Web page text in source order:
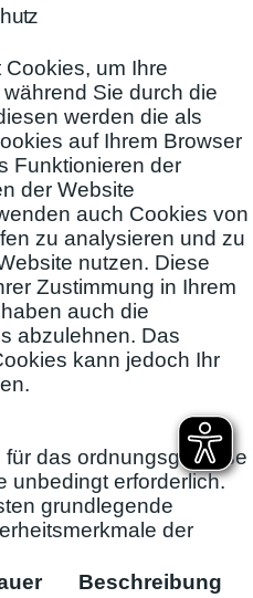
um Ihre
Sie durch die
werden die als
auf Ihrem Browser
Funktionieren der
der Website
auch Cookies von
zu analysieren und zu
nutzen. Diese
Zustimmung in Ihrem
auch die
abzulehnen. Das
kann jedoch Ihr
das ordnungsgemäße
unbedingt erforderlich.
grundlegende
der
Beschreibung